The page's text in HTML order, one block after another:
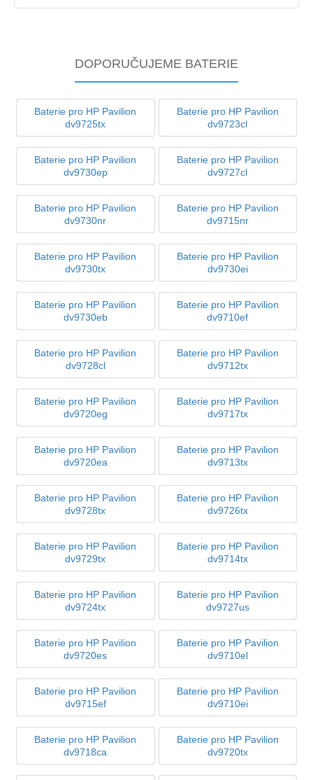
DOPORUČUJEME BATERIE
Baterie pro HP Pavilion
dv9725tx
Baterie pro HP Pavilion
dv9723cl
Baterie pro HP Pavilion
dv9730ep
Baterie pro HP Pavilion
dv9727cl
Baterie pro HP Pavilion
dv9730nr
Baterie pro HP Pavilion
dv9715nr
Baterie pro HP Pavilion
dv9730tx
Baterie pro HP Pavilion
dv9730ei
Baterie pro HP Pavilion
dv9730eb
Baterie pro HP Pavilion
dv9710ef
Baterie pro HP Pavilion
dv9728cl
Baterie pro HP Pavilion
dv9712tx
Baterie pro HP Pavilion
dv9720eg
Baterie pro HP Pavilion
dv9717tx
Baterie pro HP Pavilion
dv9720ea
Baterie pro HP Pavilion
dv9713tx
Baterie pro HP Pavilion
dv9728tx
Baterie pro HP Pavilion
dv9726tx
Baterie pro HP Pavilion
dv9729tx
Baterie pro HP Pavilion
dv9714tx
Baterie pro HP Pavilion
dv9724tx
Baterie pro HP Pavilion
dv9727us
Baterie pro HP Pavilion
dv9720es
Baterie pro HP Pavilion
dv9710el
Baterie pro HP Pavilion
dv9715ef
Baterie pro HP Pavilion
dv9710ei
Baterie pro HP Pavilion
dv9718ca
Baterie pro HP Pavilion
dv9720tx